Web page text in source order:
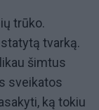
trūko.
tvarką.
šimtus
sveikatos
ką tokiu